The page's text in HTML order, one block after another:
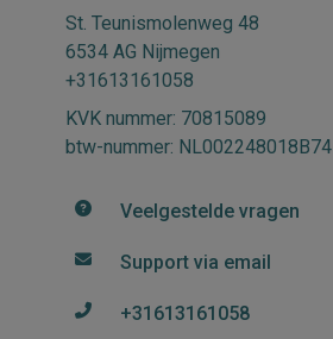
St. Teunismolenweg 48
6534 AG Nijmegen
+31613161058
KVK nummer: 70815089
btw-nummer: NL002248018B74
Veelgestelde vragen
Support via email
+31613161058